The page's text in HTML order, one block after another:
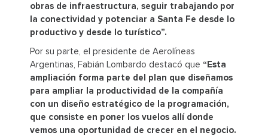
obras de infraestructura, seguir trabajando por
la conectividad y potenciar a Santa Fe desde lo
productivo y desde lo turístico”.
Por su parte, el presidente de Aerolíneas
Argentinas, Fabián Lombardo destacó que “Esta
ampliación forma parte del plan que diseñamos
para ampliar la productividad de la compañía
con un diseño estratégico de la programación,
que consiste en poner los vuelos allí donde
vemos una oportunidad de crecer en el negocio.